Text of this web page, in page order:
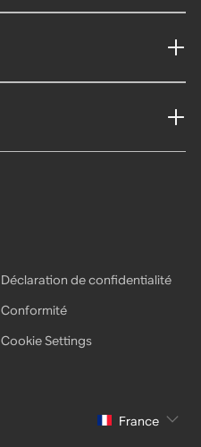
Déclaration de confidentialité
Conformité
Cookie Settings
France